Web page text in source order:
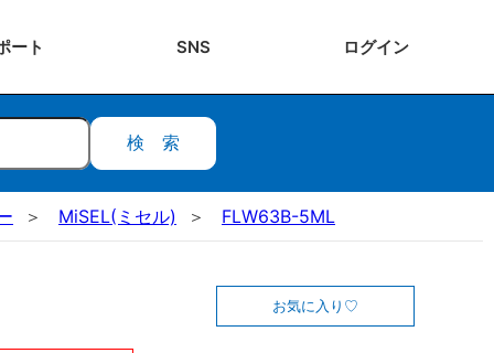
ート SNS ログイン
検索
MiSEL(ミセル) FLW63B-5ML
お気に入り